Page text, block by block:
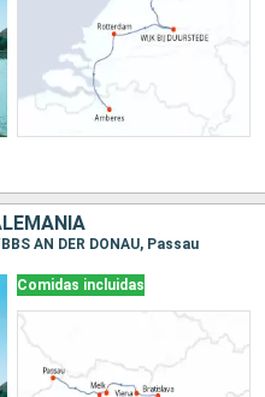
AN DER DONAU, Passau
Comidas incluidas